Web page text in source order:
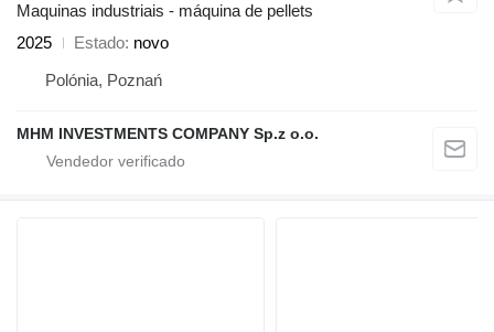
Maquinas industriais - máquina de pellets
2025
Estado novo
Polónia, Poznań
MHM INVESTMENTS COMPANY Sp.z o.o.